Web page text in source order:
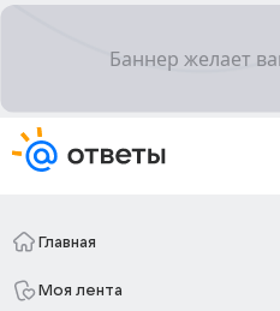
Главная
Моя лента